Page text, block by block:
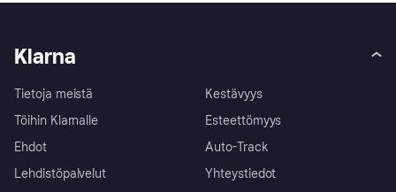
Klarna
Tietoja meistä
Töihin Klarnalle
Ehdot
Lehdistöpalvelut
Kestävyys
Esteettömyys
Auto-Track
Yhteystiedot